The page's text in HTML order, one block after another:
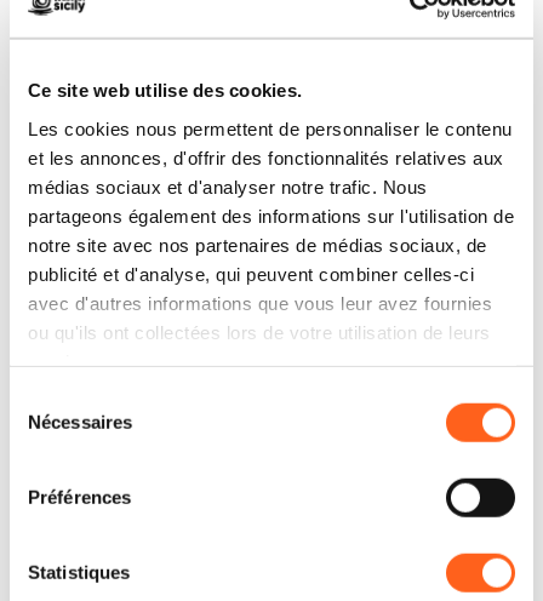
Ce site web utilise des cookies.
Les cookies nous permettent de personnaliser le contenu
et les annonces, d'offrir des fonctionnalités relatives aux
médias sociaux et d'analyser notre trafic. Nous
partageons également des informations sur l'utilisation de
notre site avec nos partenaires de médias sociaux, de
publicité et d'analyse, qui peuvent combiner celles-ci
avec d'autres informations que vous leur avez fournies
ou qu'ils ont collectées lors de votre utilisation de leurs
Nécessaires
Préférences
Statistiques
Contacts:
Oro Mattia's House
Via Sandro Pertini 52
Téléphone3773003861
E-mail giusepprenda@gmail.com
Espace extérieur avec barbecue. Idéal pour